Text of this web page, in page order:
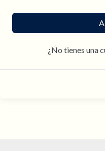
¿No tienes una